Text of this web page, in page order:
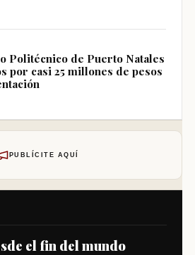
Politécnico de Puerto Natales
por casi 25 millones de pesos
PUBLÍCITE AQUÍ
el fin del mundo